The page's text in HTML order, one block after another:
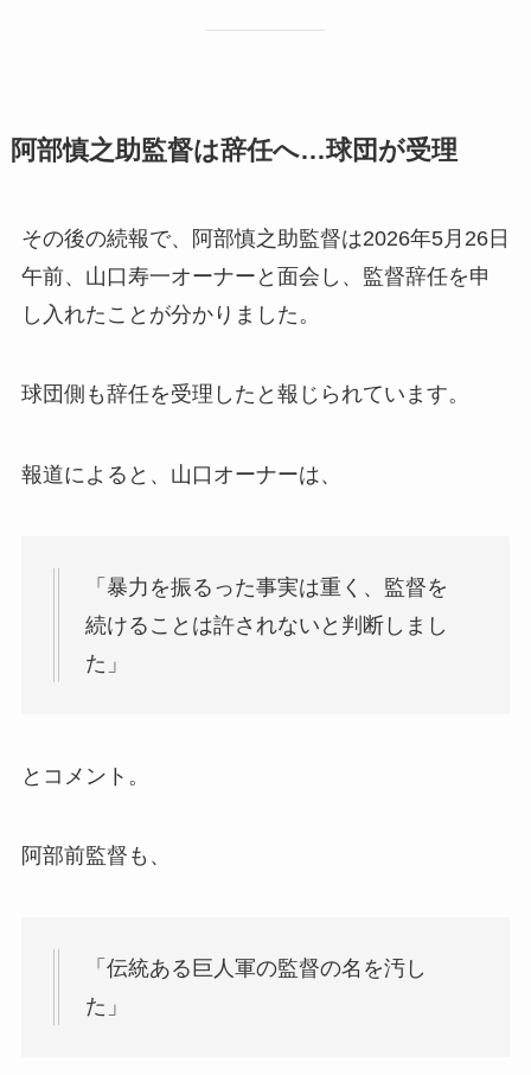
阿部慎之助監督は辞任へ…球団が受理
その後の続報で、阿部慎之助監督は2026年5月26日
午前、山口寿一オーナーと面会し、監督辞任を申
し入れたことが分かりました。
球団側も辞任を受理したと報じられています。
報道によると、山口オーナーは、
「暴力を振るった事実は重く、監督を
続けることは許されないと判断しまし
た」
とコメント。
阿部前監督も、
「伝統ある巨人軍の監督の名を汚し
た」